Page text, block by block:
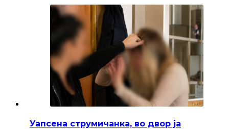
Уапсена струмичанка, во двор ја